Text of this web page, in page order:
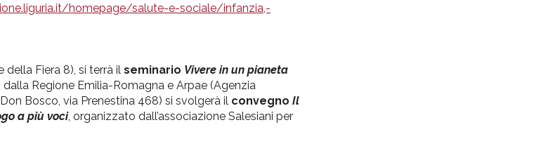
homepage/salute-e-sociale/infanzia,-
Fiera 8), si terrà il seminario Vivere in un pianeta
Regione Emilia-Romagna e Arpae (Agenzia
Bosco, via Prenestina 468) si svolgerà il convegno Il
a più voci, organizzato dall’associazione Salesiani per